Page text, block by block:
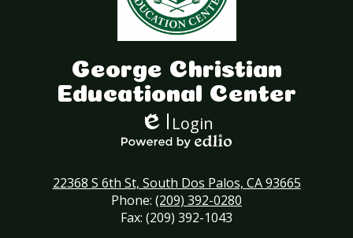
George Christian
Educational Center
Edlio
Login
22368 S 6th St, South Dos Palos, CA 93665
Phone: (209) 392-0280
Fax: (209) 392-1043